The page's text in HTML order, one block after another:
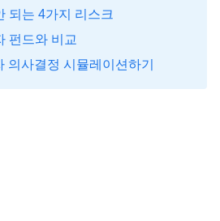
되는 4가지 리스크
펀드와 비교
의사결정 시뮬레이션하기